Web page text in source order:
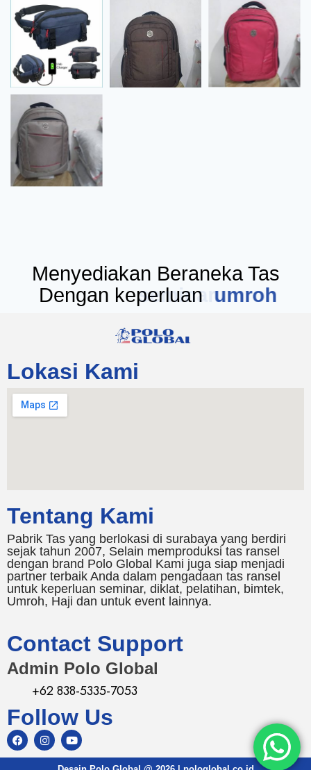
Menyediakan Beraneka Tas
Dengan keperluan seminar
Lokasi Kami
Tentang Kami
Pabrik Tas yang berlokasi di surabaya yang berdiri
sejak tahun 2007, Selain memproduksi tas ransel
dengan brand Polo Global Kami juga siap menjadi
partner terbaik Anda dalam pengadaan tas ransel
untuk keperluan seminar, diklat, pelatihan, bimtek,
Umroh, Haji dan untuk event lainnya.
Contact Support
Admin Polo Global
+62 838-5335-7053
Follow Us